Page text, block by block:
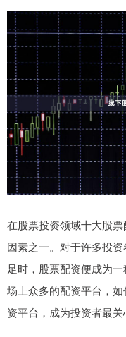
在股票投资领域十大股
因素之一。对于许多投
足时，股票配资便成为
场上众多的配资平台，
资平台，成为投资者最关